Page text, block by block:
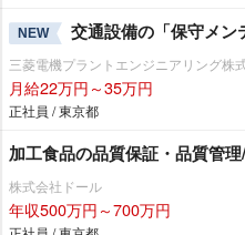
NEW 交通設備の「保守メ
三菱電機プラントエンジニアリング株
月給22万円～35万円
正社員 / 東京都
加工食品の品質保証・品質管
株式会社ドール
年収500万円～700万円